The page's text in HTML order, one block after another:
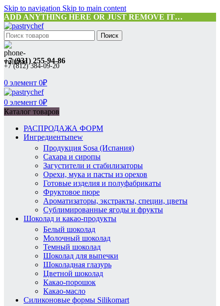
Skip to navigation Skip to main content
ADD ANYTHING HERE OR JUST REMOVE IT…
Поиск
+7 (931) 255-94-86
+7 (812) 384-09-20
0 элемент 0₽
0 элемент 0₽
Каталог товаров
РАСПРОДАЖА ФОРМ
Ингредиентыnew
Продукция Sosa (Испания)
Сахара и сиропы
Загустители и стабилизаторы
Орехи, мука и пасты из орехов
Готовые изделия и полуфабрикаты
Фруктовое пюре
Ароматизаторы, экстракты, специи, цветы
Сублимированные ягоды и фрукты
Шоколад и какао-продукты
Белый шоколад
Молочный шоколад
Темный шоколад
Шоколад для выпечки
Шоколадная глазурь
Цветной шоколад
Какао-порошок
Какао-масло
Силиконовые формы Silikomart